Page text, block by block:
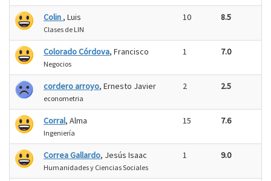
Colin , Luis
Clases de LIN
10 8.5
Colorado Córdova, Francisco
Negocios
1 7.0
cordero arroyo, Ernesto Javier
econometria
2 2.5
Corral, Alma
Ingeniería
15 7.6
Correa Gallardo, Jesús Isaac
Humanidades y Ciencias Sociales
1 9.0